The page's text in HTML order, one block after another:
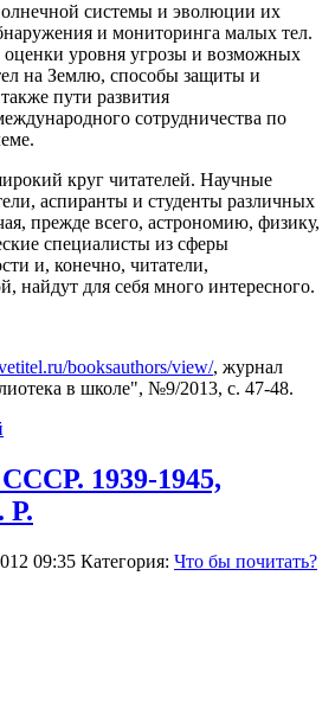
системы и эволюции их
и мониторинга малых тел.
уровня угрозы и возможных
на Землю, способы защиты и
пути развития
сотрудничества по
круг читателей. Научные
аспиранты и студенты различных
прежде всего, астрономию, физику,
специалисты из сферы
и, конечно, читатели,
найдут для себя много интересного.
booksauthors/view/, журнал
в школе", №9/2013, с. 47-48.
1939-1945,
Р.
09:35 Категория: Что бы почитать?